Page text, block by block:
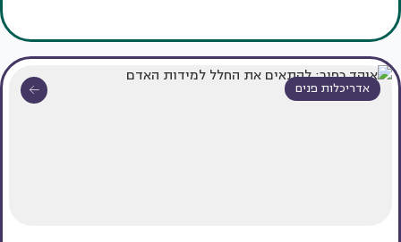
אדריכלות פנים